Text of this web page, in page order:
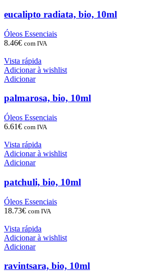
eucalipto radiata, bio, 10ml
Óleos Essenciais
8.46€ com IVA
Vista rápida
Adicionar à wishlist
Adicionar
palmarosa, bio, 10ml
Óleos Essenciais
6.61€ com IVA
Vista rápida
Adicionar à wishlist
Adicionar
patchuli, bio, 10ml
Óleos Essenciais
18.73€ com IVA
Vista rápida
Adicionar à wishlist
Adicionar
ravintsara, bio, 10ml